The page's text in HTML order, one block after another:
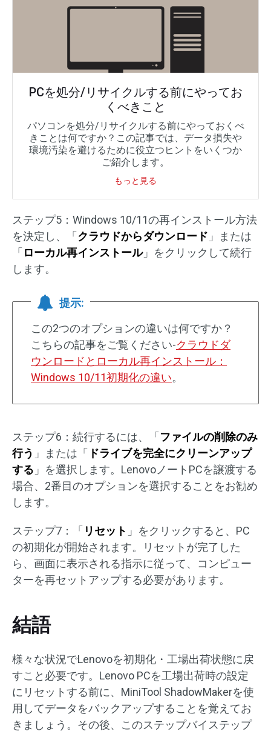
PCを処分/リサイクルする前にやってお
くべきこと
パソコンを処分/リサイクルする前にやっておくべ
きことは何ですか？この記事では、データ損失や
環境汚染を避けるために役立つヒントをいくつか
ご紹介します。
もっと見る
ステップ5：Windows 10/11の再インストール方法
を決定し、「 クラウドからダウンロード 」または
「 ローカル再インストール」をクリックして続行
します。
提示:
この2つのオプションの違いは何ですか？
こちらの記事をご覧ください-クラウドダ
ウンロードとローカル再インストール：
Windows 10/11初期化の違い。
ステップ6：続行するには、「 ファイルの削除のみ
行う 」または「 ドライブを完全にクリーンアップ
する 」を選択します。LenovoノートPCを譲渡する
場合、2番目のオプションを選択することをお勧め
します。
ステップ7：「 リセット 」をクリックすると、PC
の初期化が開始されます。リセットが完了した
ら、画面に表示される指示に従って、コンピュー
ターを再セットアップする必要があります。
結語
様々な状況でLenovoを初期化・工場出荷状態に戻
すこと必要です。Lenovo PCを工場出荷時の設定
にリセットする前に、MiniTool ShadowMakerを使
用してデータをバックアップすることを覚えてお
きましょう。その後、このステップバイステップ